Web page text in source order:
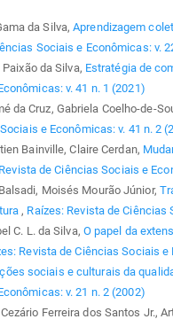
da Silva,Aprendizagem
Sociais e Econômicas: v.
da Silva, Estratégia de
v. 41 n. 1 (2021)
da Cruz, Gabriela Coelho-de-
e Econômicas: v. 41 n. 2
Bainville, Claire Cerdan,
de Ciências Sociais e
Moisés Mourão Júnior,
, Raízes: Revista de Ciências
C. L. da Silva, O papel da
Revista de Ciências Sociais e
sociais e culturais da
v. 21 n. 2 (2002)
Ferreira dos Santos Jr.,